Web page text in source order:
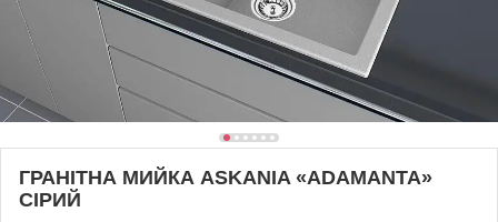
ГРАНІТНА МИЙКА ASKANIA «ADAMANTA»
СІРИЙ